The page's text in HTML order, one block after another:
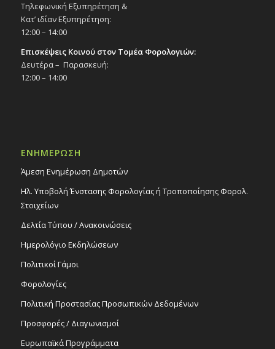
Τηλεφωνική Εξυπηρέτηση &
Κατ’ ιδίαν Εξυπηρέτηση:
12:00 – 14:00
Επισκέψεις Κοινού στον Τομέα Φορολογιών:
Δευτέρα – Παρασκευή:
12:00 – 14:00
ΕΝΗΜΕΡΩΣΗ
Άμεση Ενημέρωση Δημοτών
Ηλ. Υποβολή Ένστασης Φορολογίας ή Τροποποίησης Φορολ.
Στοιχείων
Δελτία Τύπου / Ανακοινώσεις
Ημερολόγιο Εκδηλώσεων
Πολιτικοί Γάμοι
Φορολογίες
Πολιτική Προστασίας Προσωπικών Δεδομένων
Προσφορές / Διαγωνισμοί
Ευρωπαϊκά Προγράμματα